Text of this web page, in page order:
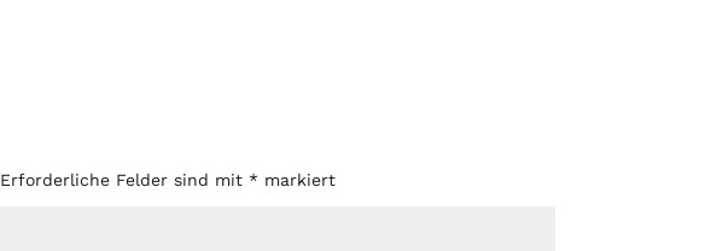
Erforderliche Felder sind mit *markiert